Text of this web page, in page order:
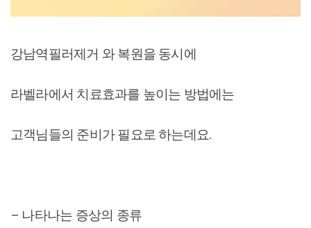
강남역필러제거 와 복원을 동시에
라벨라에서 치료효과를 높이는 방법에는
고객님들의 준비가 필요로 하는데요.
– 나타나는 증상의 종류